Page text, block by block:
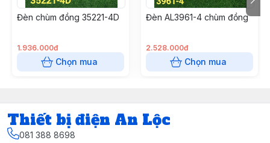
Đèn chùm đồng 35221-4D
1.936.000đ
Chọn mua
Đèn AL3961-4 chùm đồng
2.528.000đ
Chọn mua
Thiết bị điện An Lộc
081 388 8698